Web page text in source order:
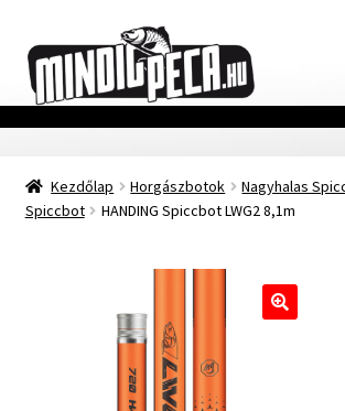
a
navigációhoz
a
tartalomba
Főoldal
Adatvédelmi nyilatkozat
Szállítási Információ
Kezdőlap Horgászbotok
Nagyhalas
Spiccbot
HANDING Spiccbot LWG2 8,1m